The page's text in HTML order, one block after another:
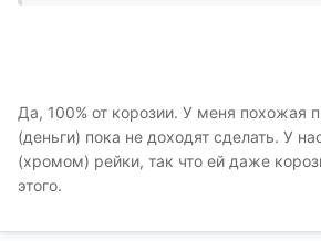
Да, 100% от корозии. У меня похожая
(деньги) пока не доходят сделать. У
(хромом) рейки, так что ей даже
этого.